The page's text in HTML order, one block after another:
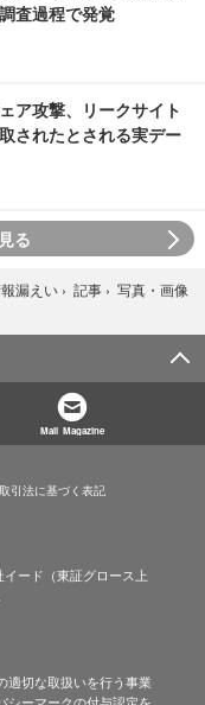
査過程で発覚
ア攻撃、リークサイト
されたとされる実デー
る
漏えい › 記事 › 写真・画像
Mail Magazine
引法に基づく表記
ード（東証グロース上
適切な取扱いを行う事業